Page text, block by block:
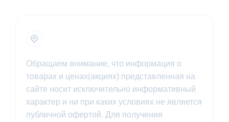
Обращаем внимание, что информация о
товарах и ценах(акциях) представленная на
сайте носит исключительно информативный
характер и ни при каких условиях не является
публичной офертой. Для получения